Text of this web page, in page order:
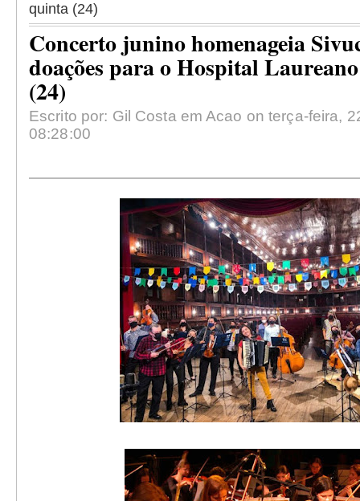
quinta (24)
Concerto junino homenageia
doações para o Hospital
(24)
Escrito por: Gil Costa em Acao on terça-feira,
08:28:00